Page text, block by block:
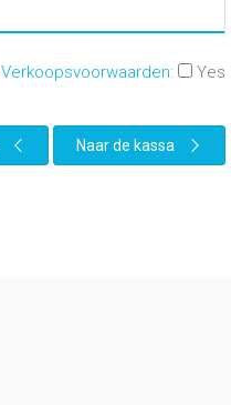
Verkoopsvoorwaarden: Yes
Naar de kassa